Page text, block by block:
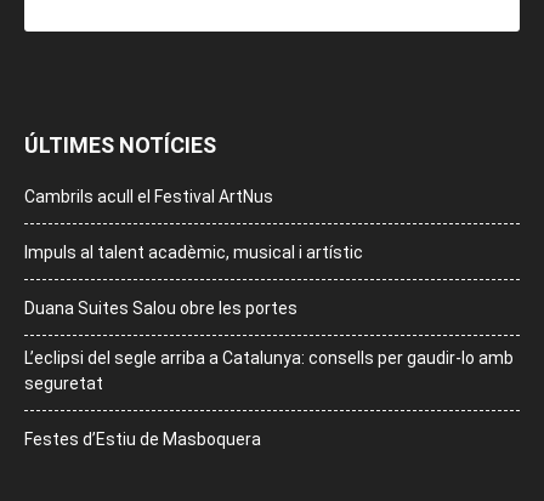
ÚLTIMES NOTÍCIES
Cambrils acull el Festival ArtNus
Impuls al talent acadèmic, musical i artístic
Duana Suites Salou obre les portes
L’eclipsi del segle arriba a Catalunya: consells per gaudir-lo amb
seguretat
Festes d’Estiu de Masboquera